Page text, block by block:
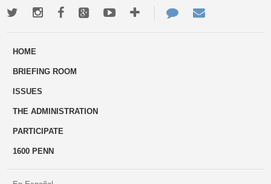
TwitterInstagramFacebookGoogle+YoutubeMore
ways
Contact
Us
HOME
BRIEFING ROOM
ISSUES
THE ADMINISTRATION
PARTICIPATE
1600 PENN